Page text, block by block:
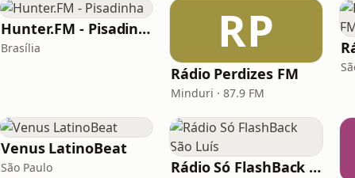
Hunter.FM - Pisadinha
Brasília RP
Rádio Perdizes FM
Minduri · 87.9 FM
Venus LatinoBeat
São Paulo Rádio Só FlashBack São Luís